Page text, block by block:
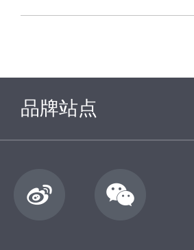
品牌站点